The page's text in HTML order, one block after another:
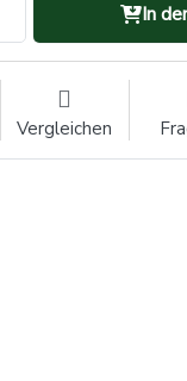
In
Vergleichen